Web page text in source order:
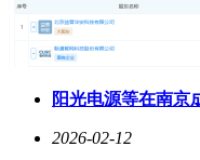
阳光电源等在南京
2026-02-12